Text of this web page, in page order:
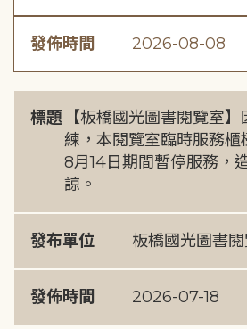
發佈時間 2026-08-08
標題
【板橋國光圖書閱覽室】
練，本閱覽室臨時服務
8月14日期間暫停服務，
諒。
發布單位 板橋國光圖書
發佈時間 2026-07-18